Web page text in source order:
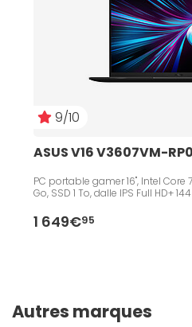
9/10
ASUS V16 V3607VM-
PC portable gamer 16", Intel Core
Go, SSD 1 To, dalle IPS Full HD+
1 649€95
Autres marques